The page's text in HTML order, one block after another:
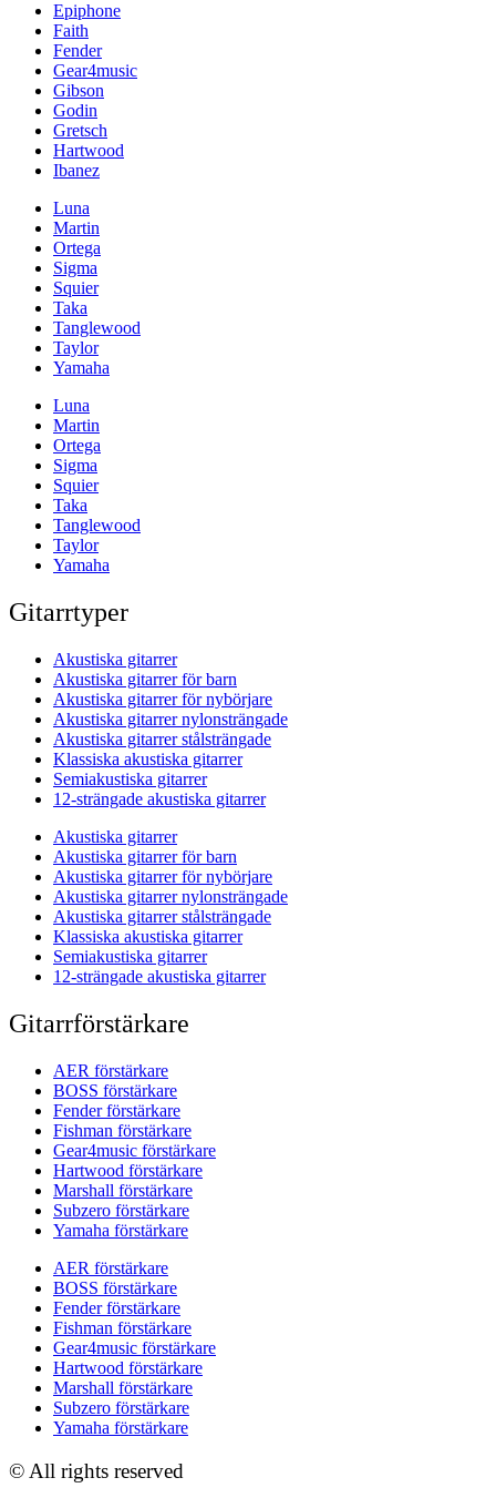
Epiphone
Faith
Fender
Gear4music
Gibson
Godin
Gretsch
Hartwood
Ibanez
Luna
Martin
Ortega
Sigma
Squier
Taka
Tanglewood
Taylor
Yamaha
Luna
Martin
Ortega
Sigma
Squier
Taka
Tanglewood
Taylor
Yamaha
Gitarrtyper
Akustiska gitarrer
Akustiska gitarrer för barn
Akustiska gitarrer för nybörjare
Akustiska gitarrer nylonsträngade
Akustiska gitarrer stålsträngade
Klassiska akustiska gitarrer
Semiakustiska gitarrer
12-strängade akustiska gitarrer
Akustiska gitarrer
Akustiska gitarrer för barn
Akustiska gitarrer för nybörjare
Akustiska gitarrer nylonsträngade
Akustiska gitarrer stålsträngade
Klassiska akustiska gitarrer
Semiakustiska gitarrer
12-strängade akustiska gitarrer
Gitarrförstärkare
AER förstärkare
BOSS förstärkare
Fender förstärkare
Fishman förstärkare
Gear4music förstärkare
Hartwood förstärkare
Marshall förstärkare
Subzero förstärkare
Yamaha förstärkare
AER förstärkare
BOSS förstärkare
Fender förstärkare
Fishman förstärkare
Gear4music förstärkare
Hartwood förstärkare
Marshall förstärkare
Subzero förstärkare
Yamaha förstärkare
© All rights reserved